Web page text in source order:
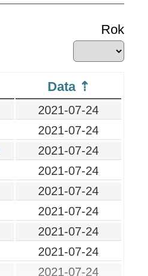
Rok
Data
2021-07-24
2021-07-24
2021-07-24
2021-07-24
2021-07-24
2021-07-24
2021-07-24
2021-07-24
2021-07-24